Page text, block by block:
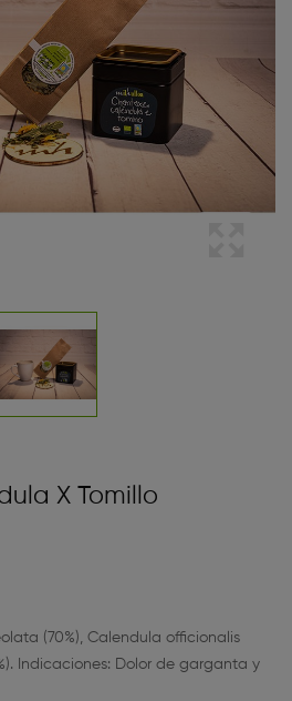
X Tomillo
(70%), Calendula officionalis
Indicaciones: Dolor de garganta y